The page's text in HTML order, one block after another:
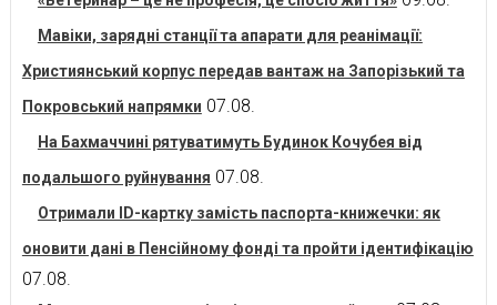
Мавіки, зарядні станції та апарати для реанімації:
Християнський корпус передав вантаж на Запорізький та
Покровський напрямки 07.08.
На Бахмаччині рятуватимуть Будинок Кочубея від
подальшого руйнування 07.08.
Отримали ID-картку замість паспорта-книжечки: як
оновити дані в Пенсійному фонді та пройти ідентифікацію
07.08.